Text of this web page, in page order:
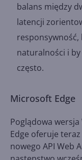
balans między
latencji
responsywność,
naturalności i by
często.
Microsoft Edge
Poglądowa
Edge oferuje
nowego API Web